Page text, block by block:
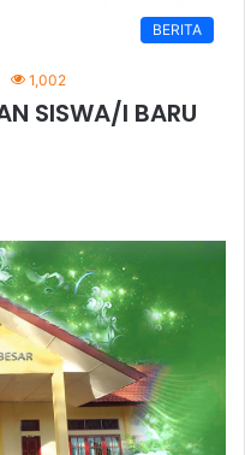
BERITA
1,002
SISWA/I BARU